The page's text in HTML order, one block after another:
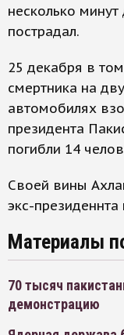
несколько
пострадал.
25 декабря в
смертника на
автомобилях
президента
погибли 14
Своей вины
экс-президеннта
Материалы
70 тысяч
демонстрацию